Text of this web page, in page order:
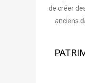
de créer
anciens